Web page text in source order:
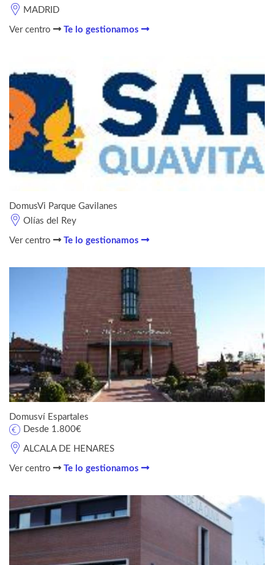
MADRID
Ver centro Te lo gestionamos
DomusVi Parque Gavilanes
Olías del Rey
Ver centro Te lo gestionamos
Domusví Espartales
ALCALA DE HENARES
Desde 1.800€
Ver centro Te lo gestionamos